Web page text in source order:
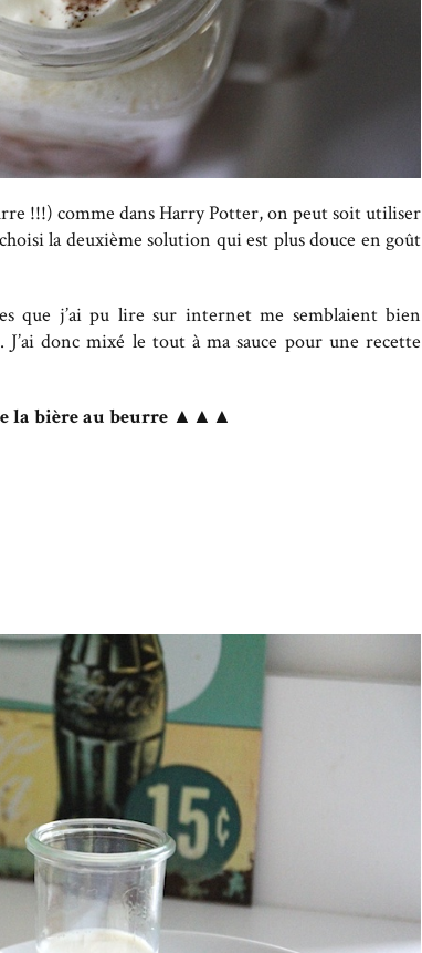
!!!) comme dans Harry Potter, on peut soit utiliser
la deuxième solution qui est plus douce en goût
que j’ai pu lire sur internet me semblaient bien
J’ai donc mixé le tout à ma sauce pour une recette
la bière au beurre ▲▲▲